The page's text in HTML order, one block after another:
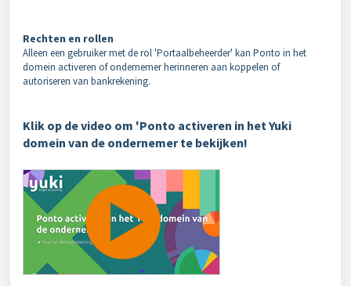
Rechten en rollen
Alleen een gebruiker met de rol 'Portaalbeheerder' kan Ponto in het
domein activeren of ondernemer herinneren aan koppelen of
autoriseren van bankrekening.
Klik op de video om 'Ponto activeren in het Yuki
domein van de ondernemer te bekijken!